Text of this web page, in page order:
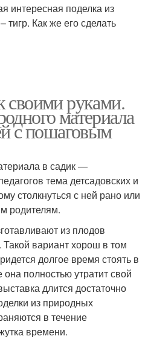
интересная поделка из
Как же его сделать
своими руками.
материала
с пошаговым
в садик —
тема детсадовских и
столкнуться с ней рано или
родителям.
из плодов
вариант хорош в том
долгое время стоять в
полностью утратит свой
длится достаточно
из природных
в течение
времени.